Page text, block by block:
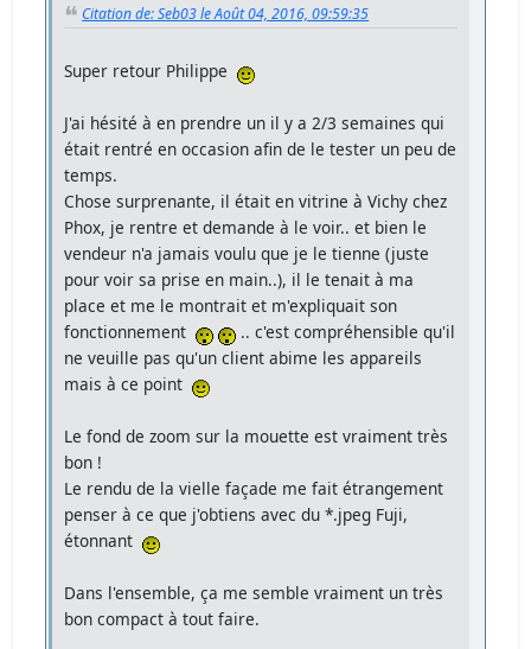
Citation de: Seb03 le Août 04, 2016, 09:59:35
Super retour Philippe
J'ai hésité à en prendre un il y a 2/3 semaines qui
était rentré en occasion afin de le tester un peu de
temps.
Chose surprenante, il était en vitrine à Vichy chez
Phox, je rentre et demande à le voir.. et bien le
vendeur n'a jamais voulu que je le tienne (juste
pour voir sa prise en main..), il le tenait à ma
place et me le montrait et m'expliquait son
fonctionnement
.. c'est compréhensible qu'il
ne veuille pas qu'un client abime les appareils
mais à ce point
Le fond de zoom sur la mouette est vraiment très
bon !
Le rendu de la vielle façade me fait étrangement
penser à ce que j'obtiens avec du *.jpeg Fuji,
étonnant
Dans l'ensemble, ça me semble vraiment un très
bon compact à tout faire.